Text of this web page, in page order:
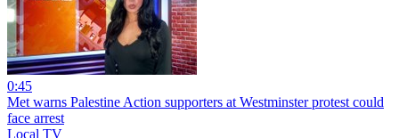
0:45
Met warns Palestine Action supporters at Westminster protest could
face arrest
Local TV